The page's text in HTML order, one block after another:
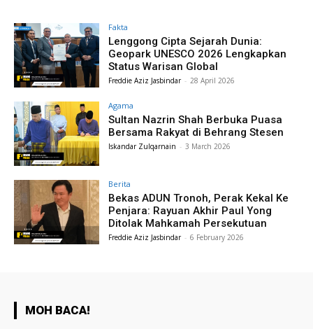
Fakta
Lenggong Cipta Sejarah Dunia:
Geopark UNESCO 2026 Lengkapkan
Status Warisan Global
Freddie Aziz Jasbindar - 28 April 2026
Agama
Sultan Nazrin Shah Berbuka Puasa
Bersama Rakyat di Behrang Stesen
Iskandar Zulqarnain - 3 March 2026
Berita
Bekas ADUN Tronoh, Perak Kekal Ke
Penjara: Rayuan Akhir Paul Yong
Ditolak Mahkamah Persekutuan
Freddie Aziz Jasbindar - 6 February 2026
MOH BACA!